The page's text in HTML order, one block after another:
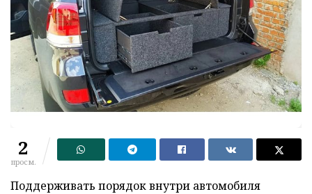
2
просм.
Поддерживать порядок внутри автомобиля